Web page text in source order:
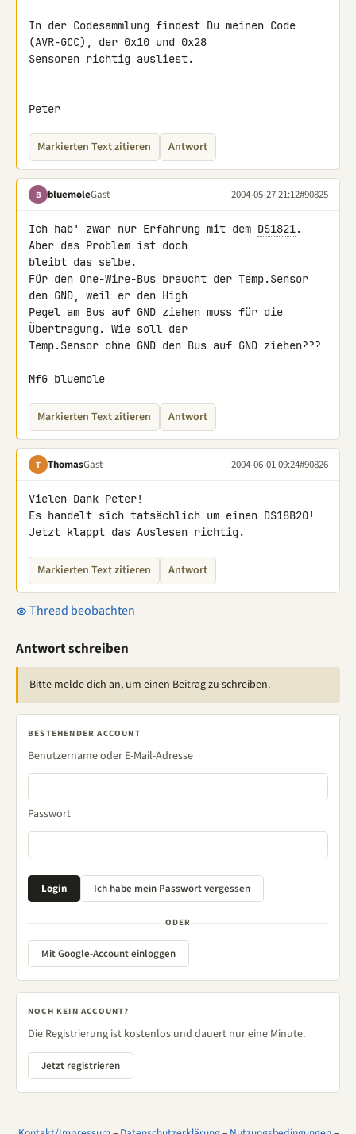
In der Codesammlung findest Du meinen Code
(AVR-GCC), der 0x10 und 0x28
Sensoren richtig ausliest.
Peter
Markierten Text zitieren Antwort
B bluemoleGast 2004-05-27 21:12#90825
Ich hab' zwar nur Erfahrung mit dem DS1821.
Aber das Problem ist doch
bleibt das selbe.
Für den One-Wire-Bus braucht der Temp.Sensor
den GND, weil er den High
Pegel am Bus auf GND ziehen muss für die
Übertragung. Wie soll der
Temp.Sensor ohne GND den Bus auf GND ziehen???
MfG bluemole
Markierten Text zitieren Antwort
T ThomasGast 2004-06-01 09:24#90826
Vielen Dank Peter!
Es handelt sich tatsächlich um einen DS18B20!
Jetzt klappt das Auslesen richtig.
Markierten Text zitieren Antwort
Thread beobachten
Antwort schreiben
Bitte melde dich an, um einen Beitrag zu schreiben.
BESTEHENDER ACCOUNT
Benutzername oder E-Mail-Adresse
Passwort
ODER
Mit Google-Account einloggen
NOCH KEIN ACCOUNT?
Die Registrierung ist kostenlos und dauert nur eine Minute.
Jetzt registrieren